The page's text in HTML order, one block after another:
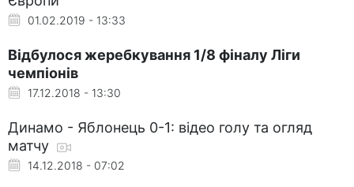
01.02.2019 - 13:33
Відбулося жеребкування 1/8 фіналу Ліги
чемпіонів
17.12.2018 - 13:30
Динамо - Яблонець 0-1: відео голу та огляд
матчу
14.12.2018 - 07:02